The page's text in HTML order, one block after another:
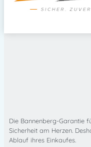
Die Bannenberg-Garantie
Sicherheit am Herzen.
Ablauf ihres Einkaufes.